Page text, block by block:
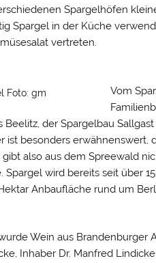
Spargelhöfen
Spargel in der Küche
vertreten.
Foto: gm
Vom
Beelitz, der Spargelbau
ist besonders
gibt also aus dem Spreewald
Spargel wird bereits seit über
Anbaufläche rund um
Wein aus
Inhaber Dr. Manfred